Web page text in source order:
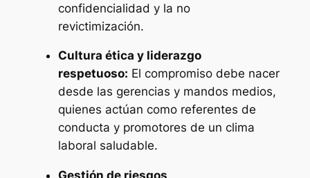
confidencialidad y la no
revictimización.
Cultura ética y liderazgo
respetuoso: El compromiso debe nacer
desde las gerencias y mandos medios,
quienes actúan como referentes de
conducta y promotores de un clima
laboral saludable.